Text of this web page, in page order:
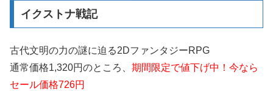
イクストナ戦記
古代文明の力の謎に迫る2DファンタジーRPG
通常価格1,320円のところ、 期間限定で値下げ中！今なら
セール価格726円